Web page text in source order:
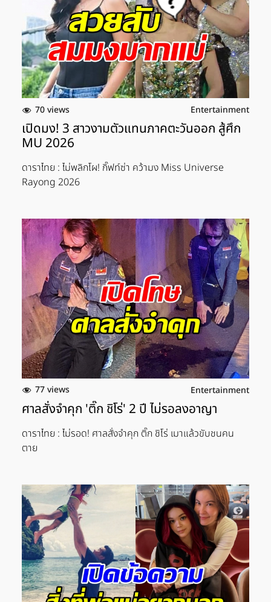
70 views Entertainment
เปิดมง! 3 สาวงามตัวแทนภาคตะวันออก สู้ศึก
MU 2026
ดาราไทย : ไม่พลิกโผ! กิ๊ฟท์ซ่า คว้ามง Miss Universe
Rayong 2026
77 views Entertainment
ศาลสั่งจำคุก 'ติ๊ก ชิโร่' 2 ปี ไม่รอลงอาญา
ดาราไทย : ไม่รอด! ศาลสั่งจำคุก ติ๊ก ชิโร่ เมาแล้วขับชนคน
ตาย